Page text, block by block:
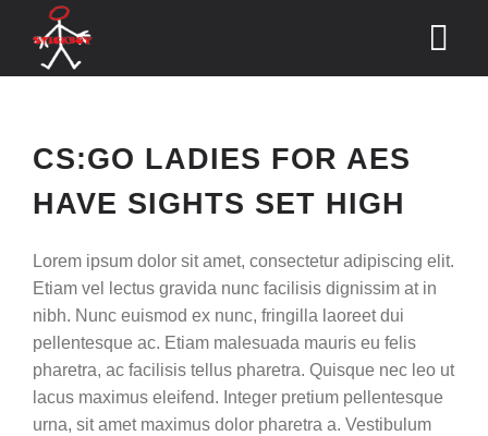
content
Calendar
Podiums & Pictures
Contact Us
CS:GO LADIES FOR AES
HAVE SIGHTS SET HIGH
Lorem ipsum dolor sit amet, consectetur adipiscing elit.
Etiam vel lectus gravida nunc facilisis dignissim at in
nibh. Nunc euismod ex nunc, fringilla laoreet dui
pellentesque ac. Etiam malesuada mauris eu felis
pharetra, ac facilisis tellus pharetra. Quisque nec leo ut
lacus maximus eleifend. Integer pretium pellentesque
urna, sit amet maximus dolor pharetra a. Vestibulum